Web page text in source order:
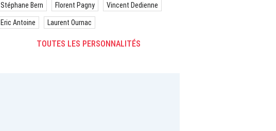
Stéphane Bern Florent Pagny Vincent Dedienne
Eric Antoine Laurent Ournac
TOUTES LES PERSONNALITÉS